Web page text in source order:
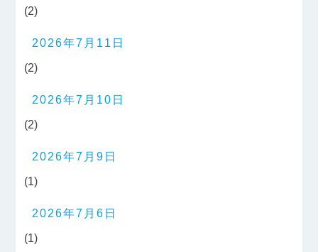
(2)
2026年7月11日
(2)
2026年7月10日
(2)
2026年7月9日
(1)
2026年7月6日
(1)